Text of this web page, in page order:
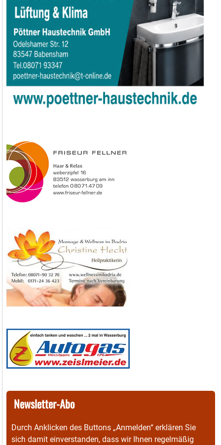
Newsletter-Abo
Durch Anklicken des Buttons „Anmelden“ erklären Sie
sich damit einverstanden, dass wir Ihnen regelmäßig